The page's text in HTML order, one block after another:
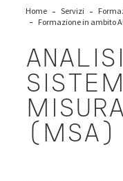
Home Servizi
Formazione in ambito
ANALISI
(MSA)